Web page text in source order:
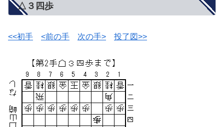
△３四歩
<<初手 <前の手 次の手> 投了図>>